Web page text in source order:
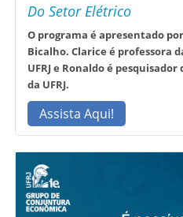
Do Setor Elétrico
O programa é apresentado
Bicalho. Clarice é professora
UFRJ e Ronaldo é
da UFRJ.
Assista Aqui!